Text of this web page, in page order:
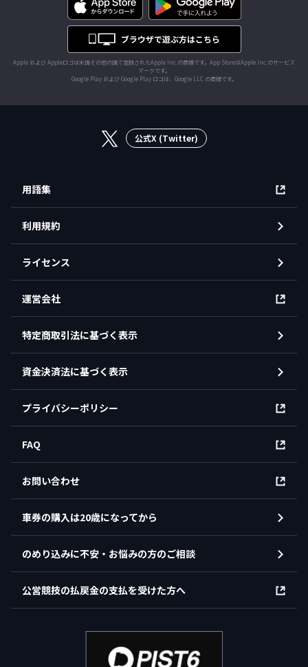
Apple および Appleロゴは米国その他の国で登録されたApple Inc.の商標です。App StoreはApple Inc.のサービス
マークです。
Google Play および Google Play ロゴは、Google LLC の商標です。
公式X (Twitter)
用語集
利用規約
ライセンス
運営会社
特定商取引法に基づく表示
資金決済法に基づく表示
プライバシーポリシー
FAQ
お問い合わせ
車券の購入は20歳になってから
のめり込みに不安・お悩みの方のご相談
公営競技の払戻金の支払を受けた方へ